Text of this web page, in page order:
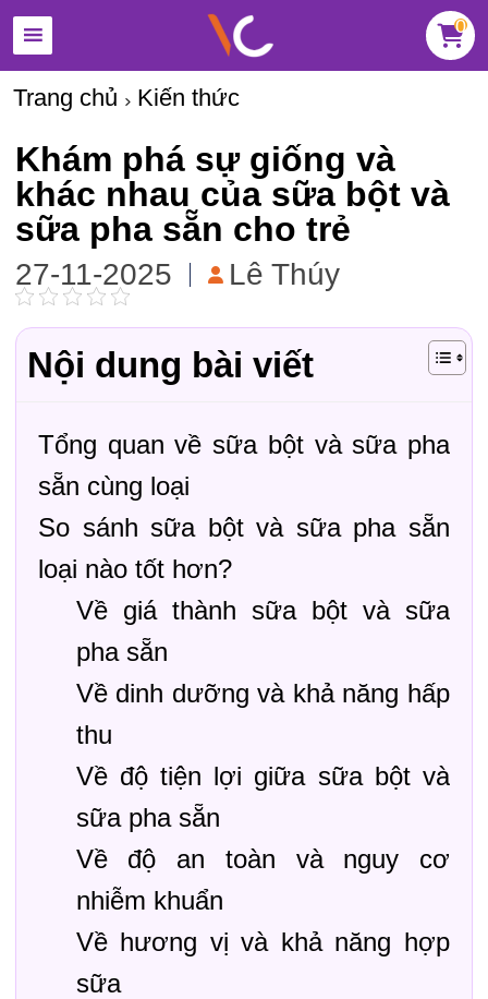
0
Trang chủ Kiến thức
Khám phá sự giống và
khác nhau của sữa bột và
sữa pha sẵn cho trẻ
27-11-2025 Lê Thúy
Nội dung bài viết
Tổng quan về sữa bột và sữa pha
sẵn cùng loại
So sánh sữa bột và sữa pha sẵn
loại nào tốt hơn?
Về giá thành sữa bột và sữa
pha sẵn
Về dinh dưỡng và khả năng hấp
thu
Về độ tiện lợi giữa sữa bột và
sữa pha sẵn
Về độ an toàn và nguy cơ
nhiễm khuẩn
Về hương vị và khả năng hợp
sữa